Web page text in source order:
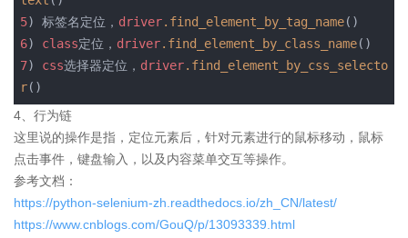
5) 标签名定位， driver.find_element_by_tag_name()
6) class定位， driver.find_element_by_class_name()
7) css选择器定位， driver.find_element_by_css_selecto
r()
4、行为链
这里说的操作是指，定位元素后，针对元素进行的鼠标移动，鼠标
点击事件，键盘输入，以及内容菜单交互等操作。
参考文档：
https://python-selenium-zh.readthedocs.io/zh_CN/latest/
https://www.cnblogs.com/GouQ/p/13093339.html